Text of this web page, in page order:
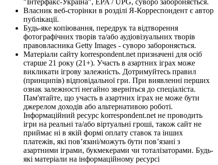
Власник веб-сторінки в розділі Я-Корреспондент є автор
публікації.
Будь-яке копіювання, передрук та відтворення
фотографічних творів та/або аудіовізуальних творів
правовласника Getty Images - суворо забороняється.
Матеріали сайту korrespondent.net призначені для осіб
старше 21 року (21+). Участь в азартних іграх може
викликати ігрову залежність. Дотримуйтесь правил
(принципів) відповідальної гри. При виявленні перших
ознак залежності негайно зверніться до спеціаліста.
Пам'ятайте, що участь в азартних іграх не може бути
джерелом доходів або альтернативою роботі.
Інформаційний ресурс korrespondent.net не проводить
ігри на реальні та/або віртуальні гроші, також сайт не
приймає ні в якій формі оплату ставок та інших
платежів, які пов’язані/можуть бути пов’язані з
азартними іграми, букмекерами чи тоталізаторами. Будь-
які матеріали на інформаційному ресурсі